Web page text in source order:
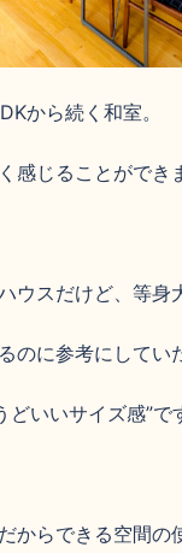
から続く和室。
感じることができ
ウスだけど、等身
のに参考にしてい
どいいサイズ感”で
からできる空間の